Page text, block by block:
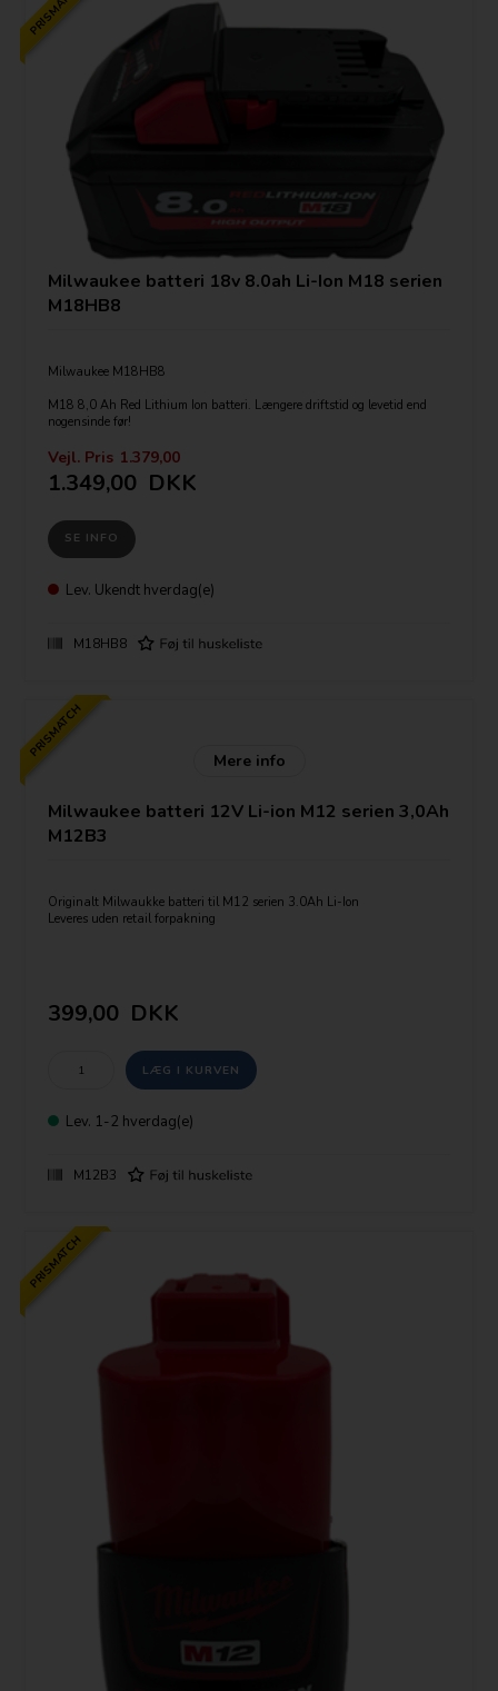
Milwaukee batteri 18v 8.0ah Li-Ion M18 serien
M18HB8
Milwaukee M18HB8
M18 8,0 Ah Red Lithium Ion batteri. Længere driftstid og levetid end
nogensinde før!
Fungerer bedre ned til -20 °C end andre lithium-ion-teknologier.
Individuell celleovervågning sikrer at hver celle i batteriet altid yder sit
maksimale.
Fugtbeskyttelse som leder vand væk fra elektronikken og ud af batteriet.
Batteriindikator
Kompatibel med alt Milwaukee værktøj i M18-serien.
Vejl. Pris 1.379,00
1.349,00 DKK
SE INFO
Lev. Ukendt hverdag(e)
M18HB8
PRISMATCH
Mere info
Milwaukee batteri 12V Li-ion M12 serien 3,0Ah
M12B3
Originalt Milwaukke batteri til M12 serien 3.0Ah Li-Ion
Leveres uden retail forpakning
399,00 DKK
Lev. 1-2 hverdag(e)
M12B3
PRISMATCH